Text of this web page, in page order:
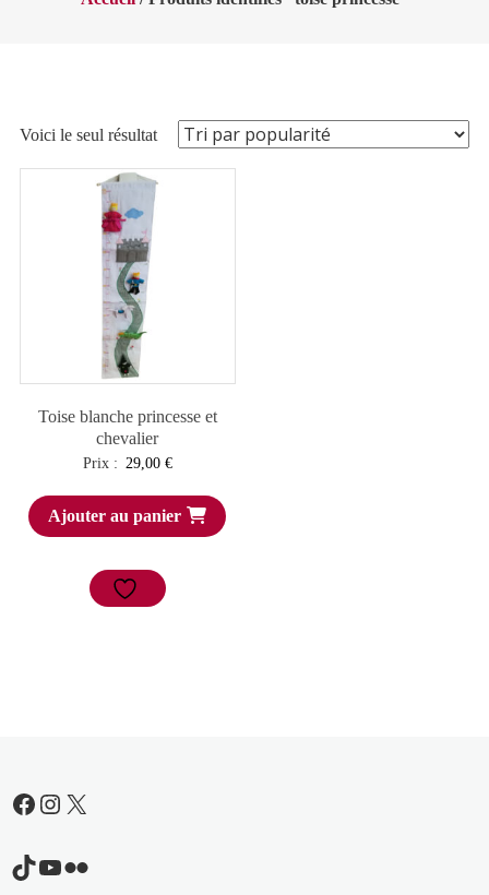
Voici le seul résultat
Toise blanche princesse et
chevalier
Prix : 29,00 €
Ajouter au panier
Facebook
Instagram
X
TikTok
YouTube
Flickr